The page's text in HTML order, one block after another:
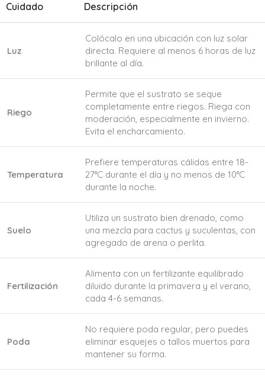
Cuidado Descripción
Luz
Colócalo en una ubicación con luz solar
directa. Requiere al menos 6 horas de luz
brillante al día.
Riego
Permite que el sustrato se seque
completamente entre riegos. Riega con
moderación, especialmente en invierno.
Evita el encharcamiento.
Temperatura
Prefiere temperaturas cálidas entre 18-
27°C durante el día y no menos de 10°C
durante la noche.
Suelo
Utiliza un sustrato bien drenado, como
una mezcla para cactus y suculentas, con
agregado de arena o perlita.
Fertilización
Alimenta con un fertilizante equilibrado
diluido durante la primavera y el verano,
cada 4-6 semanas.
Poda
No requiere poda regular, pero puedes
eliminar esquejes o tallos muertos para
mantener su forma.